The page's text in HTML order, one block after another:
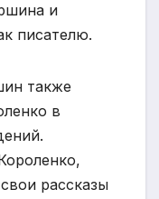
и
писателю.
также
в
рассказы